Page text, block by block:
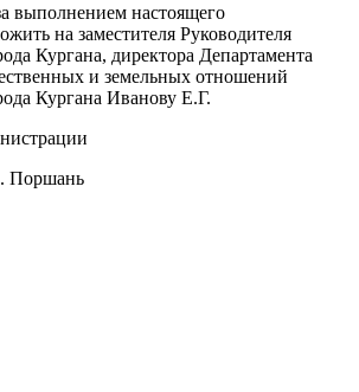
выполнением настоящего
на заместителя Руководителя
Кургана, директора Департамента
и земельных отношений
Кургана Иванову Е.Г.
Поршань